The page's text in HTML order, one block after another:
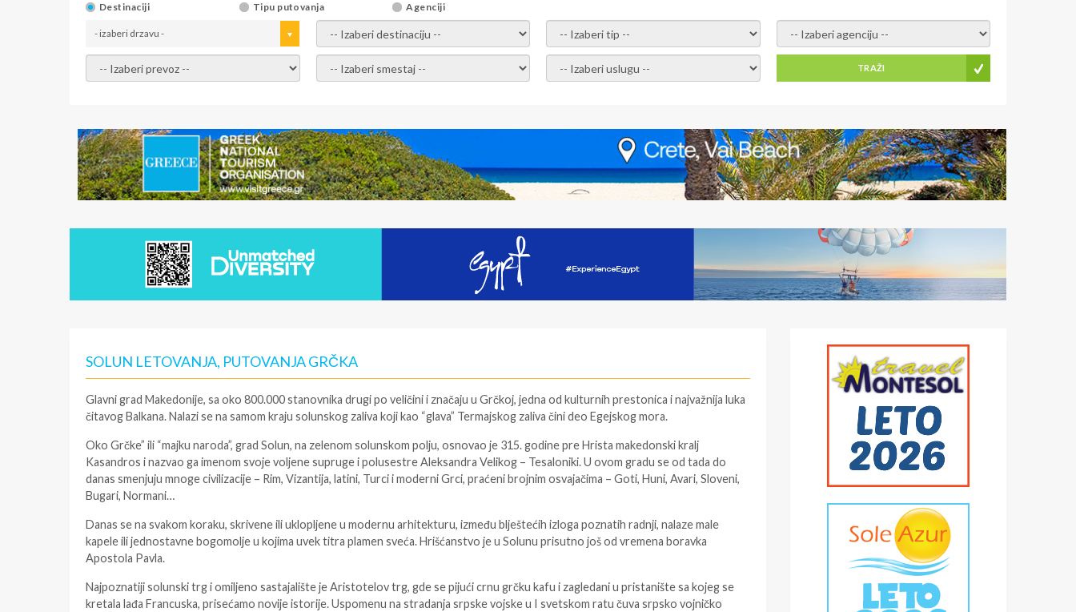
Destinaciji Tipu putovanja Agenciji
- izaberi drzavu - - izaberi destinaciju - - izaberi tip - - izaberi agenciju -
- izaberi prevoz - - Izaberite smestaj - - Izaberite uslugu - TRAŽI
SOLUN LETOVANJA, PUTOVANJA GRČKA
Glavni grad Makedonije, sa oko 800.000 stanovnika drugi po veličini i značaju u Grčkoj, jedna od kulturnih prestonica i najvažnija luka
čitavog Balkana. Nalazi se na samom kraju solunskog zaliva koji kao “glava” Termajskog zaliva čini deo Egejskog mora.
Oko Grčke” ili “majku naroda”, grad Solun, na zelenom solunskom polju, osnovao je 315. godine pre Hrista makedonski kralj
Kasandros i nazvao ga imenom svoje voljene supruge i polusestre Aleksandra Velikog – Tesaloniki. U ovom gradu se od tada do
danas smenjuju mnoge civilizacije – Rim, Vizantija, latini, Turci i moderni Grci, praćeni brojnim osvajačima – Goti, Huni, Avari, Sloveni,
Bugari, Normani…
Danas se na svakom koraku, skrivene ili uklopljene u modernu arhitekturu, između blještećih izloga poznatih radnji, nalaze male
kapele ili jednostavne bogomolje u kojima uvek titra plamen sveća. Hrišćanstvo je u Solunu prisutno još od vremena boravka
Apostola Pavla.
Najpoznatiji solunski trg i omiljeno sastajalište je Aristotelov trg, gde se pijući crnu grčku kafu i zagledani u pristanište sa kojeg se
kretala lađa Francuska, prisećamo novije istorije. Uspomenu na stradanja srpske vojske u I svetskom ratu čuva srpsko vojničko